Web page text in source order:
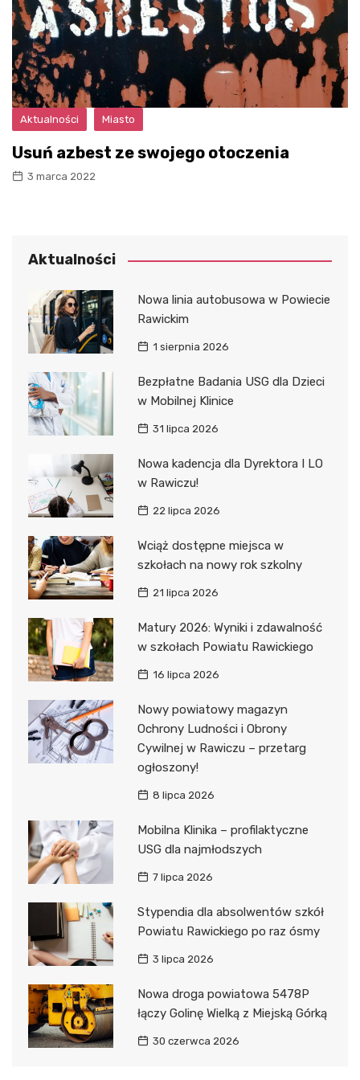
Aktualności Miasto
Usuń azbest ze swojego otoczenia
3 marca 2022
Aktualności
Nowa linia autobusowa w Powiecie
Rawickim
1 sierpnia 2026
Bezpłatne Badania USG dla Dzieci
w Mobilnej Klinice
31 lipca 2026
Nowa kadencja dla Dyrektora I LO
w Rawiczu!
22 lipca 2026
Wciąż dostępne miejsca w
szkołach na nowy rok szkolny
21 lipca 2026
Matury 2026: Wyniki i zdawalność
w szkołach Powiatu Rawickiego
16 lipca 2026
Nowy powiatowy magazyn
Ochrony Ludności i Obrony
Cywilnej w Rawiczu – przetarg
ogłoszony!
8 lipca 2026
Mobilna Klinika – profilaktyczne
USG dla najmłodszych
7 lipca 2026
Stypendia dla absolwentów szkół
Powiatu Rawickiego po raz ósmy
3 lipca 2026
Nowa droga powiatowa 5478P
łączy Golinę Wielką z Miejską Górką
30 czerwca 2026